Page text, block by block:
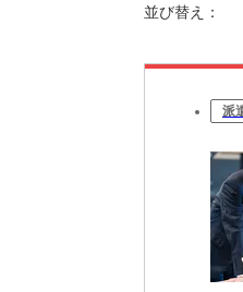
並び替え：
派